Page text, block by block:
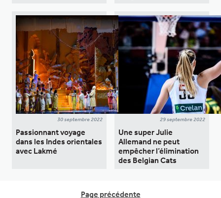
30 septembre 2022
Passionnant voyage
dans les Indes orientales
avec Lakmé
29 septembre 2022
Une super Julie
Allemand ne peut
empêcher l’élimination
des Belgian Cats
Page précédente